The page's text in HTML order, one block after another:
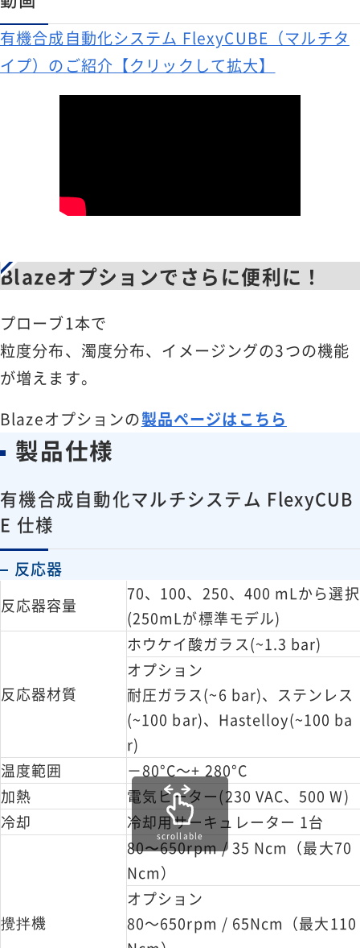
有機合成自動化システム FlexyCUBE（マルチタ
イプ）のご紹介【クリックして拡大】
Blazeオプションでさらに便利に！
プローブ1本で
粒度分布、濁度分布、イメージングの3つの機能
が増えます。
Blazeオプションの製品ページはこちら
製品仕様
有機合成自動化マルチシステム FlexyCUB
E 仕様
反応器
反応器容量
70、100、250、400 mLから選択
(250mLが標準モデル)
反応器材質
ホウケイ酸ガラス(~1.3 bar)
オプション
耐圧ガラス(~6 bar)、ステンレス
(~100 bar)、Hastelloy(~100 ba
r)
温度範囲
－80°C～+ 280°C
加熱
電気ヒーター(230 VAC、500 W)
冷却
冷却用サーキュレーター 1台
攪拌機
80〜650rpm / 35 Ncm（最大70
Ncm）
オプション
80～650rpm / 65Ncm（最大110
scrollable